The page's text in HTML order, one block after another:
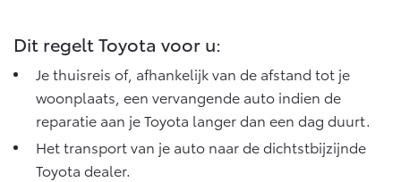
Dit regelt Toyota voor u:
Je thuisreis of, afhankelijk van de afstand tot je
woonplaats, een vervangende auto indien de
reparatie aan je Toyota langer dan een dag duurt.
Het transport van je auto naar de dichtstbijzijnde
Toyota dealer.